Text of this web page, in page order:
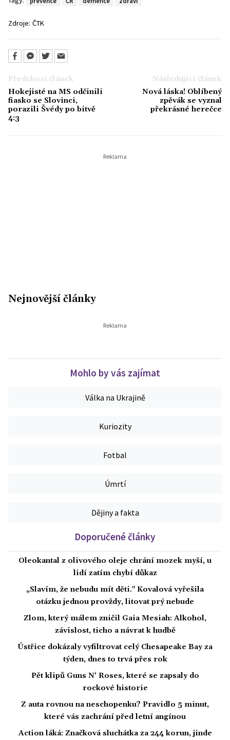
Zdroje: ČTK
Předchozí článek
Hokejisté na MS odčinili
fiasko se Slovinci,
porazili Švédy po bitvě
4:3
Následující článek
Nová láska! Oblíbený
zpěvák se vyznal
překrásné herečce
Nejnovější články
Mohlo by vás zajímat
Válka na Ukrajině
Kuriozity
Fotbal
Úmrtí
Dějiny a fakta
Doporučené články
Oleokantal z olivového oleje chrání mozek myší, u
lidí zatím chybí důkaz
„Slavím, že nebudu mít děti." Kovalová vyřešila
otázku jednou provždy, litovat prý nebude
Zlom, který málem zničil Gaia Mesiah: Alkohol,
závislost, ticho a návrat k hudbě
Ústřice dokázaly vyfiltrovat celý Chesapeake Bay za
týden, dnes to trvá přes rok
Pět klipů Guns N‘ Roses, které se zapsaly do
rockové historie
Z auta rovnou na neschopenku? Pravidlo 5 minut,
které vás zachrání před letní angínou
Action láká: Značková sluchátka za 244 korun, jinde